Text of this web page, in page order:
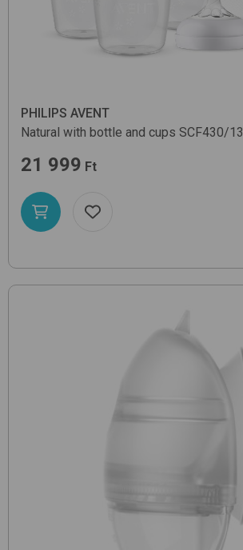
PHILIPS AVENT
Natural with bottle and cups SCF430/13
21 999 Ft